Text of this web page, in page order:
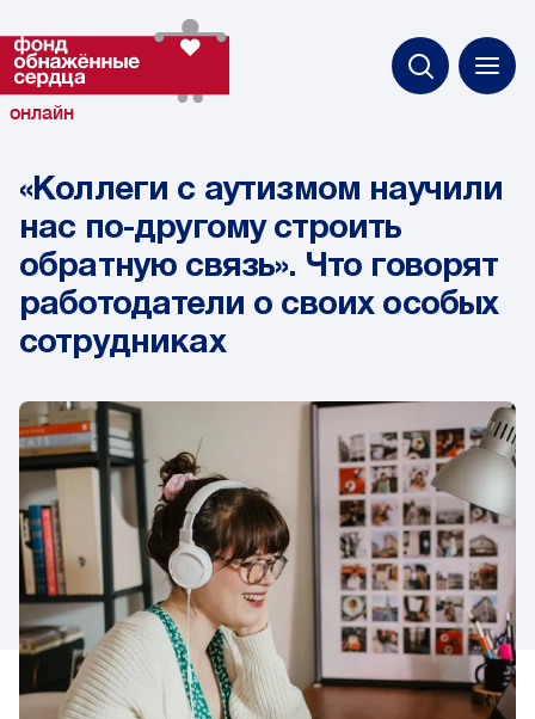
онлайн
«Коллеги с аутизмом научили
нас по-другому строить
обратную связь». Что говорят
работодатели о своих особых
сотрудниках